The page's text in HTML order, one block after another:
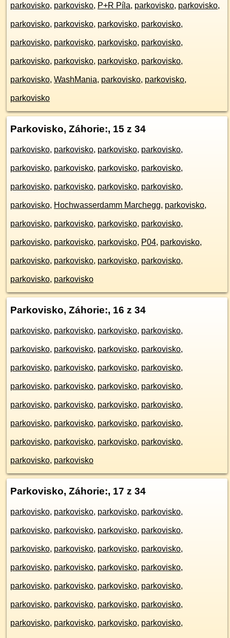
parkovisko, parkovisko, P+R Píla, parkovisko, parkovisko,
parkovisko, parkovisko, parkovisko, parkovisko,
parkovisko, parkovisko, parkovisko, parkovisko,
parkovisko, parkovisko, parkovisko, parkovisko,
parkovisko, WashMania, parkovisko, parkovisko,
parkovisko
Parkovisko, Záhorie:, 15 z 34
parkovisko, parkovisko, parkovisko, parkovisko,
parkovisko, parkovisko, parkovisko, parkovisko,
parkovisko, parkovisko, parkovisko, parkovisko,
parkovisko, Hochwasserdamm Marchegg, parkovisko,
parkovisko, parkovisko, parkovisko, parkovisko,
parkovisko, parkovisko, parkovisko, P04, parkovisko,
parkovisko, parkovisko, parkovisko, parkovisko,
parkovisko, parkovisko
Parkovisko, Záhorie:, 16 z 34
parkovisko, parkovisko, parkovisko, parkovisko,
parkovisko, parkovisko, parkovisko, parkovisko,
parkovisko, parkovisko, parkovisko, parkovisko,
parkovisko, parkovisko, parkovisko, parkovisko,
parkovisko, parkovisko, parkovisko, parkovisko,
parkovisko, parkovisko, parkovisko, parkovisko,
parkovisko, parkovisko, parkovisko, parkovisko,
parkovisko, parkovisko
Parkovisko, Záhorie:, 17 z 34
parkovisko, parkovisko, parkovisko, parkovisko,
parkovisko, parkovisko, parkovisko, parkovisko,
parkovisko, parkovisko, parkovisko, parkovisko,
parkovisko, parkovisko, parkovisko, parkovisko,
parkovisko, parkovisko, parkovisko, parkovisko,
parkovisko, parkovisko, parkovisko, parkovisko,
parkovisko, parkovisko, parkovisko, parkovisko,